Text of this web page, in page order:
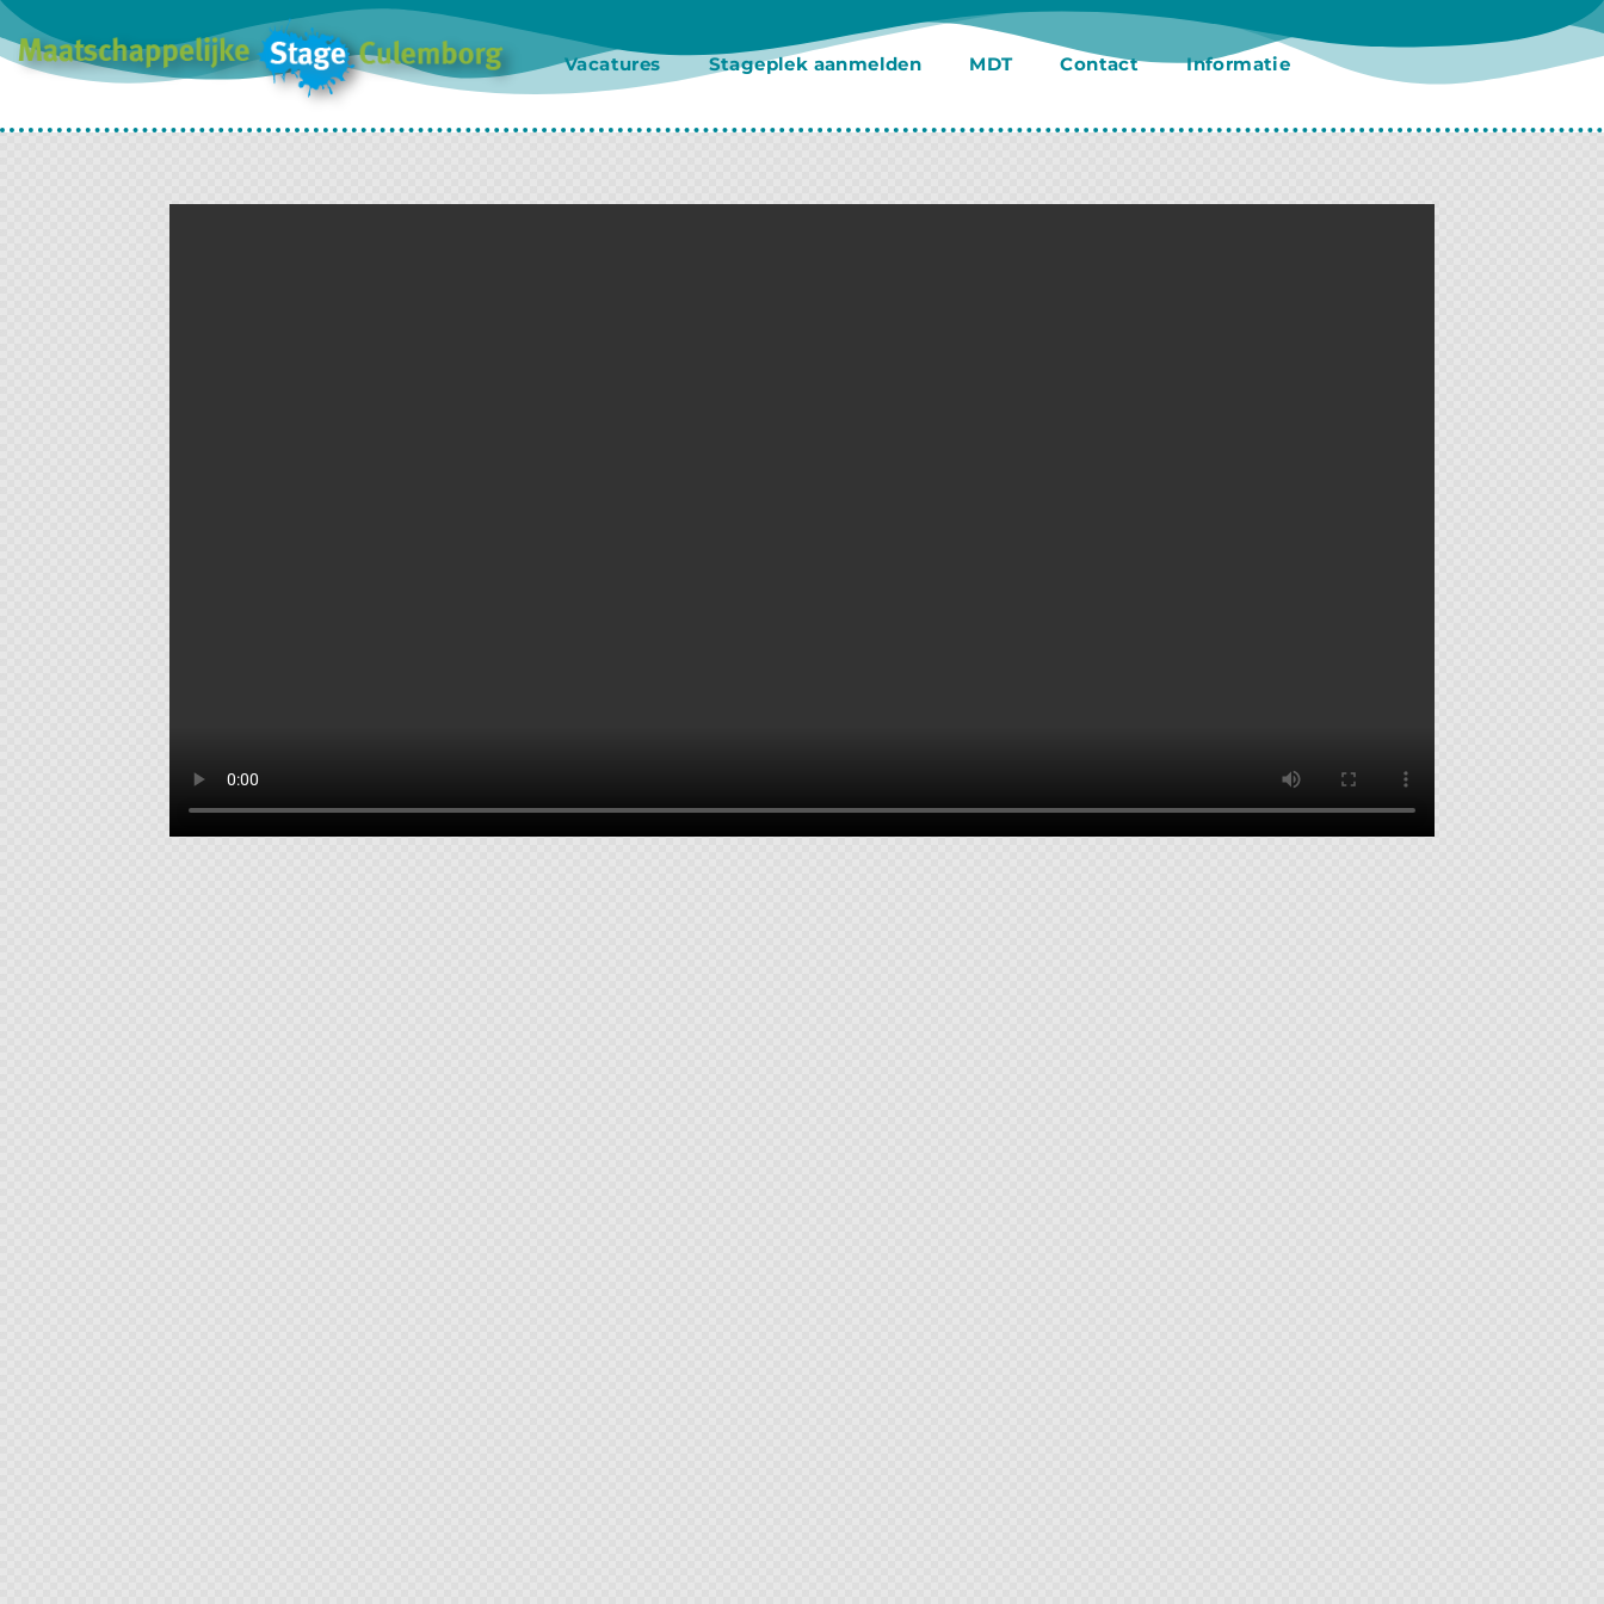
Vacatures Stageplek aanmelden MDT Contact Informatie